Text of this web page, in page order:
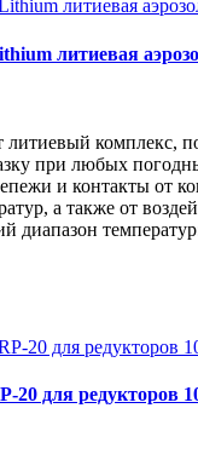
литиевая
литиевый комплекс,
при любых
и контакты от
а также от
диапазон
20 для редукторов